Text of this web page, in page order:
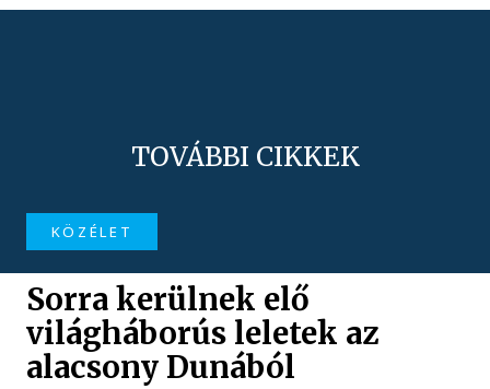
TOVÁBBI CIKKEK
KÖZÉLET
Sorra kerülnek elő
világháborús leletek az
alacsony Dunából